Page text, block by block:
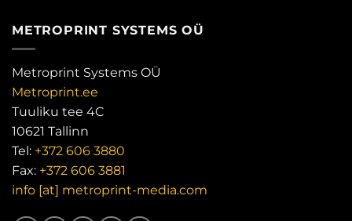
METROPRINT SYSTEMS OÜ
Metroprint Systems OÜ
Metroprint.ee
Tuuliku tee 4C
10621 Tallinn
Tel: +372 606 3880
Fax: +372 606 3881
info [at] metroprint-media.com